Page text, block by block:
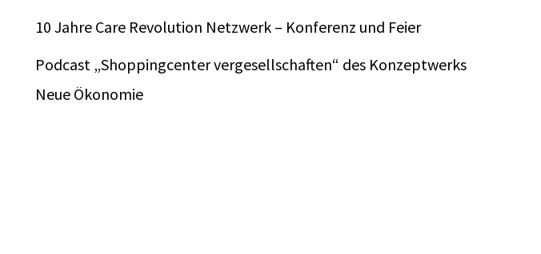
10 Jahre Care Revolution Netzwerk – Konferenz und Feier
Podcast „Shoppingcenter vergesellschaften“ des Konzeptwerks
Neue Ökonomie